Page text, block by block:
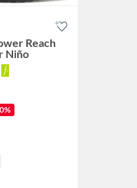
Reach
Niño